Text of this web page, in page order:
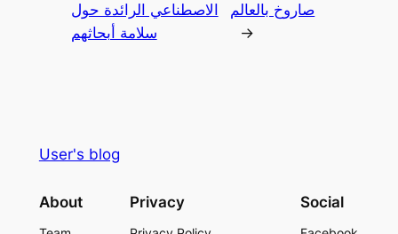
الاصطناعي الرائدة حول
سلامة أبحاثهم
صاروخ بالعالم
→
User's blog
About Privacy Social